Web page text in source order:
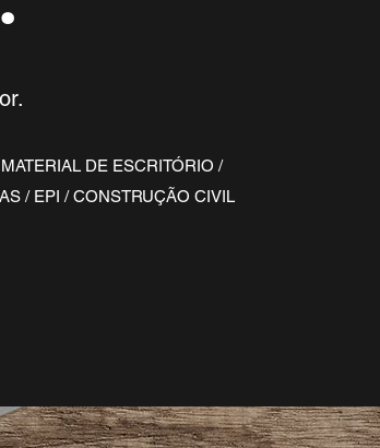
DE ESCRITÓRIO /
/ EPI / CONSTRUÇÃO CIVIL